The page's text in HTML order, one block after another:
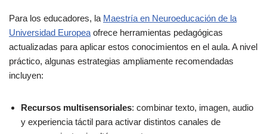
Para los educadores, la Maestría en Neuroeducación de la
Universidad Europea ofrece herramientas pedagógicas
actualizadas para aplicar estos conocimientos en el aula. A nivel
práctico, algunas estrategias ampliamente recomendadas
incluyen:
Recursos multisensoriales: combinar texto, imagen, audio
y experiencia táctil para activar distintos canales de